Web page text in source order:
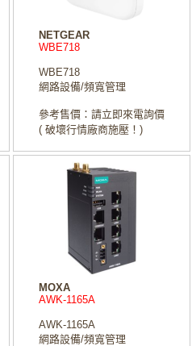
NETGEAR
WBE718
WBE718
網路設備/頻寬管理
參考售價：請立即來電詢價
( 破壞行情廠商施壓！)
MOXA
AWK-1165A
AWK-1165A
網路設備/頻寬管理